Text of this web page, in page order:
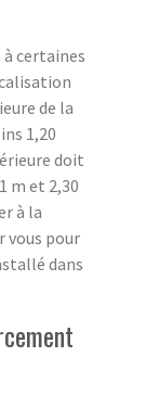
certaines
de la
1,20
doit
m et 2,30
à la
vous pour
dans